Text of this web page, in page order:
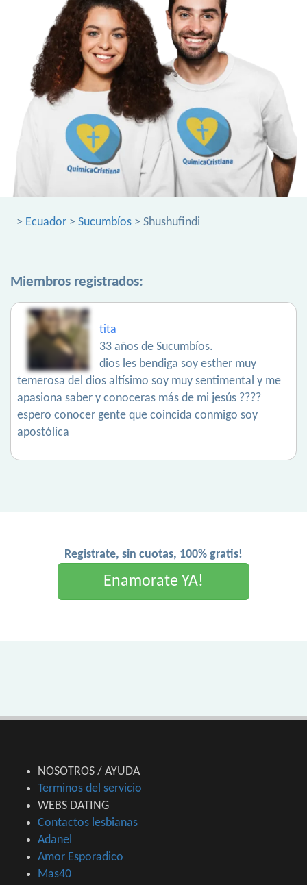
> Ecuador > Sucumbíos > Shushufindi
Miembros registrados:
tita
33 años de Sucumbíos.
dios les bendiga soy esther muy
temerosa del dios altísimo soy muy sentimental y me
apasiona saber y conoceras más de mi jesús ????
espero conocer gente que coincida conmigo soy
apostólica
Registrate, sin cuotas, 100% gratis!
Enamorate YA!
NOSOTROS / AYUDA
Terminos del servicio
WEBS DATING
Contactos lesbianas
Adanel
Amor Esporadico
Mas40